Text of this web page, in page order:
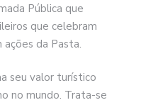
Pública que
que celebram
da Pasta.
seu valor turístico
no mundo. Trata-se